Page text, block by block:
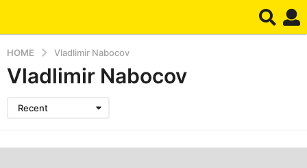
HOME Vladlimir Nabocov
Vladlimir Nabocov
Recent